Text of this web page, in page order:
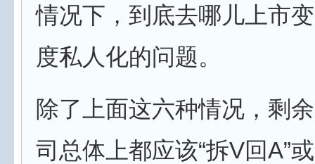
情况下，到底去哪儿上市
度私人化的问题。
除了上面这六种情况，剩
司总体上都应该“拆V回A”